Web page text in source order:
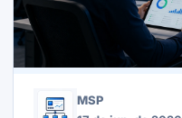
MSP